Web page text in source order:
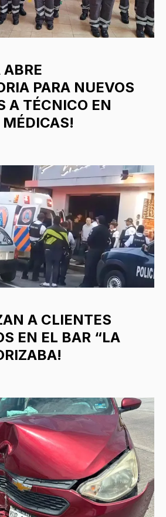
ABRE
PARA NUEVOS
A TÉCNICO EN
A CLIENTES
EN EL BAR “LA